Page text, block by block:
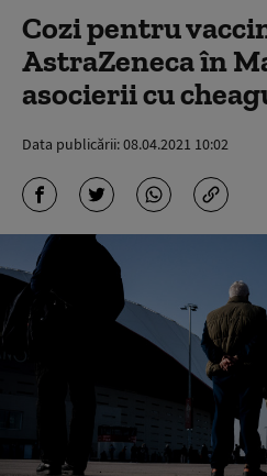
Cozi pentru
AstraZeneca în
asocierii cu
Data publicării:08.04.2021 10:02